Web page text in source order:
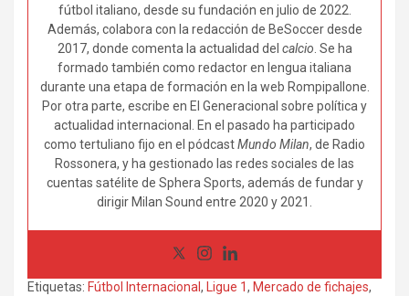
fútbol italiano, desde su fundación en julio de 2022.
Además, colabora con la redacción de BeSoccer desde
2017, donde comenta la actualidad del calcio . Se ha
formado también como redactor en lengua italiana
durante una etapa de formación en la web Rompipallone.
Por otra parte, escribe en El Generacional sobre política y
actualidad internacional. En el pasado ha participado
como tertuliano fijo en el pódcastMundo Milan, de Radio
Rossonera, y ha gestionado las redes sociales de las
cuentas satélite de Sphera Sports, además de fundar y
dirigir Milan Sound entre 2020 y 2021.
Etiquetas: Fútbol Internacional , Ligue 1, Mercado de fichajes,